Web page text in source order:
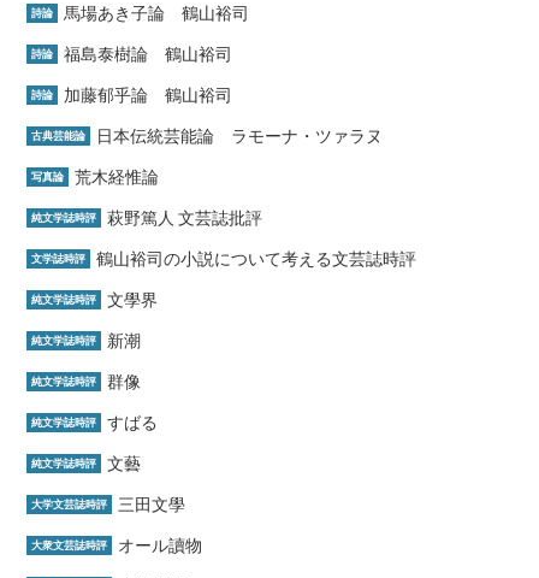
詩論 馬場あき子論 鶴山裕司
詩論 福島泰樹論 鶴山裕司
詩論 加藤郁乎論 鶴山裕司
古典芸能論 日本伝統芸能論 ラモーナ・ツァラヌ
写真論 荒木経惟論
純文学誌時評 萩野篤人 文芸誌批評
文学誌時評 鶴山裕司の小説について考える文芸誌時評
純文学誌時評 文學界
純文学誌時評 新潮
純文学誌時評 群像
純文学誌時評 すばる
純文学誌時評 文藝
大学文芸誌時評 三田文學
大衆文芸誌時評 オール讀物